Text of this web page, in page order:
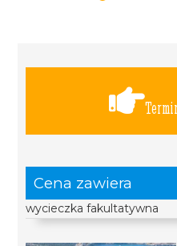
Cena zawiera
wycieczka fakultatywna